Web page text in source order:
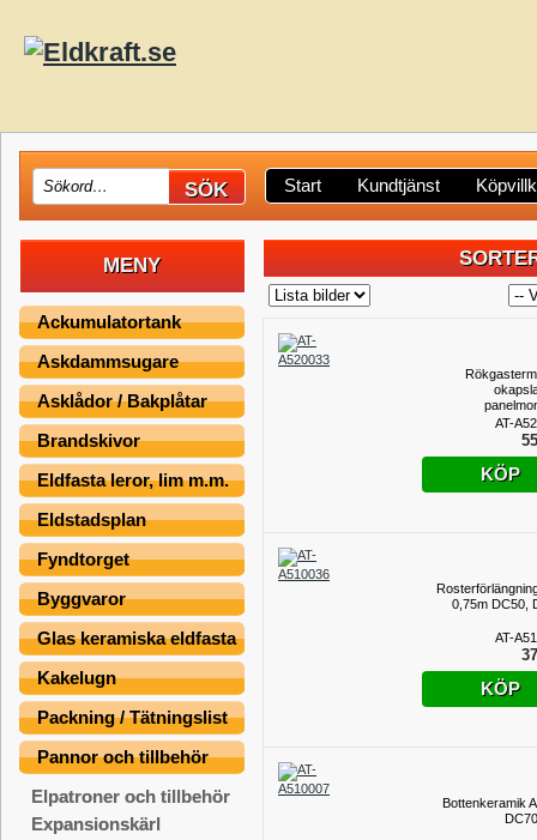
Start Kundtjänst
MENY
Ackumulatortank
Askdammsugare
Asklådor / Bakplåtar
Brandskivor
Eldfasta leror, lim m.m.
Eldstadsplan
Fyndtorget
Byggvaror
Glas keramiska eldfasta
Kakelugn
Packning / Tätningslist
Pannor och tillbehör
Elpatroner och tillbehör
Expansionskärl
AT-
KÖP
0,75m DC50,
AT-
KÖP
Bottenkeramik